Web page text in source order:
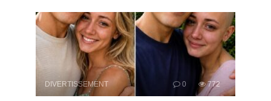
DIVERTISSEMENT 0 772